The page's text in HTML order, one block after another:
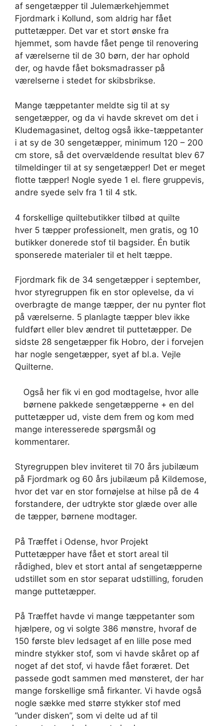
af sengetæpper til Julemærkehjemmet
Fjordmark i Kollund, som aldrig har fået
puttetæpper. Det var et stort ønske fra
hjemmet, som havde fået penge til renovering
af værelserne til de 30 børn, der har ophold
der, og havde fået boksmadrasser på
værelserne i stedet for skibsbrikse.
Mange tæppetanter meldte sig til at sy
sengetæpper, og da vi havde skrevet om det i
Kludemagasinet, deltog også ikke-tæppetanter
i at sy de 30 sengetæpper, minimum 120 – 200
cm store, så det overvældende resultat blev 67
tilmeldinger til at sy sengetæpper! Det er meget
flotte tæpper! Nogle syede 1 el. flere gruppevis,
andre syede selv fra 1 til 4 stk.
4 forskellige quiltebutikker tilbød at quilte
hver 5 tæpper professionelt, men gratis, og 10
butikker donerede stof til bagsider. Én butik
sponserede materialer til et helt tæppe.
Fjordmark fik de 34 sengetæpper i september,
hvor styregruppen fik en stor oplevelse, da vi
overbragte de mange tæpper, der nu pynter flot
på værelserne. 5 planlagte tæpper blev ikke
fuldført eller blev ændret til puttetæpper. De
sidste 28 sengetæpper fik Hobro, der i forvejen
har nogle sengetæpper, syet af bl.a. Vejle
Quilterne.
Også her fik vi en god modtagelse, hvor alle
børnene pakkede sengetæpperne + en del
puttetæpper ud, viste dem frem og kom med
mange interesserede spørgsmål og
kommentarer.
Styregruppen blev inviteret til 70 års jubilæum
på Fjordmark og 60 års jubilæum på Kildemose,
hvor det var en stor fornøjelse at hilse på de 4
forstandere, der udtrykte stor glæde over alle
de tæpper, børnene modtager.
På Træffet i Odense, hvor Projekt
Puttetæpper have fået et stort areal til
rådighed, blev et stort antal af sengetæpperne
udstillet som en stor separat udstilling, foruden
mange puttetæpper.
På Træffet havde vi mange tæppetanter som
hjælpere, og vi solgte 386 mønstre, hvoraf de
150 første blev ledsaget af en lille pose med
mindre stykker stof, som vi havde skåret op af
noget af det stof, vi havde fået foræret. Det
passede godt sammen med mønsteret, der har
mange forskellige små firkanter. Vi havde også
nogle sække med større stykker stof med
”under disken”, som vi delte ud af til